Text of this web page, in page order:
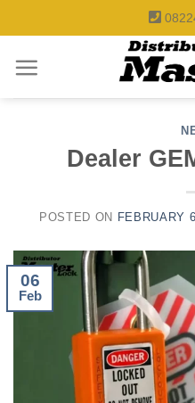
to
content
Dealer
POSTED ON FEBRUARY
06
Feb